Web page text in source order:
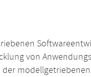
von